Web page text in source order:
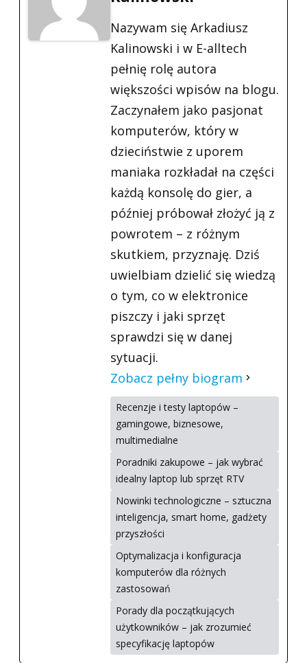
Nazywam się Arkadiusz
Kalinowski i w E-alltech
pełnię rolę autora
większości wpisów na blogu.
Zaczynałem jako pasjonat
komputerów, który w
dzieciństwie z uporem
maniaka rozkładał na części
każdą konsolę do gier, a
później próbował złożyć ją z
powrotem – z różnym
skutkiem, przyznaję. Dziś
uwielbiam dzielić się wiedzą
o tym, co w elektronice
piszczy i jaki sprzęt
sprawdzi się w danej
sytuacji.
Zobacz pełny biogram
Recenzje i testy laptopów –
gamingowe, biznesowe,
multimedialne
Poradniki zakupowe – jak wybrać
idealny laptop lub sprzęt RTV
Nowinki technologiczne – sztuczna
inteligencja, smart home, gadżety
przyszłości
Optymalizacja i konfiguracja
komputerów dla różnych
zastosowań
Porady dla początkujących
użytkowników – jak zrozumieć
specyfikację laptopów